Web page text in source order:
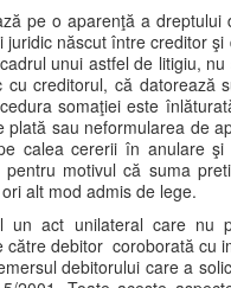
pe o aparenţă a
născut între creditor
unui astfel de litigiu,
creditorul, că datorează
somaţiei este
sau neformularea de
calea cererii în anulare
motivul că suma
alt mod admis de lege.
un act unilateral care nu
debitor coroborată cu
debitorului care a